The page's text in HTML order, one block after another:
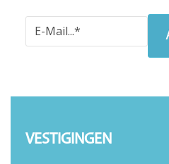
VESTIGINGEN